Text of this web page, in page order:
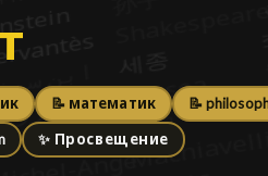
📝 математик 📝
✨ Просвещение